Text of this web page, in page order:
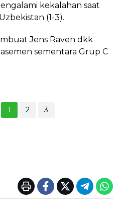
kekalahan saat
(1-3).
Jens Raven dkk
sementara Grup C
1 2 3